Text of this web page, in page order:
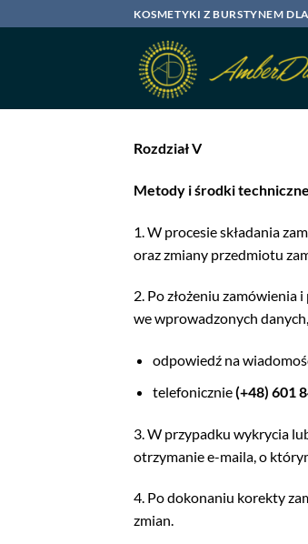
to
KOSMETYKI Z BURSTYNEM
Rozdział V
Metody i środki
1. W procesie składania
oraz zmiany przedmiotu
2. Po złożeniu zamówienia
we wprowadzonych
odpowiedź na
telefonicznie(+48) 601
3. W przypadku wykrycia
otrzymanie e-maila, o
4. Po dokonaniu korekty
zmian.